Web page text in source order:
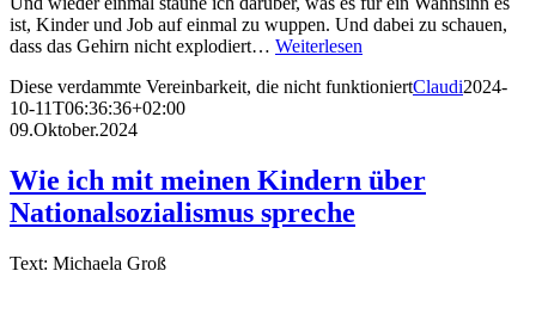
ist, Kinder und Job auf einmal zu wuppen. Und dabei zu schauen,
dass das Gehirn nicht explodiert… Weiterlesen
Diese verdammte Vereinbarkeit, die nicht funktioniertClaudi2024-
10-11T06:36:36+02:00
09.Oktober.2024
Wie ich mit meinen Kindern über
Nationalsozialismus spreche
Text: Michaela Groß